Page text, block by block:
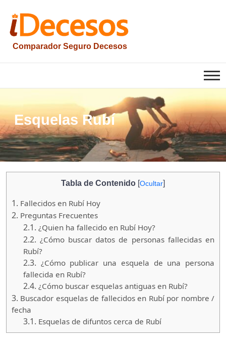
contenido
Comparador Seguro Decesos
iesquelas
Esquelas Rubí
Tabla de Contenido [Ocultar]
1. Fallecidos en Rubí Hoy
2. Preguntas Frecuentes
2.1. ¿Quien ha fallecido en Rubí Hoy?
2.2. ¿Cómo buscar datos de personas fallecidas en
Rubí?
2.3. ¿Cómo publicar una esquela de una persona
fallecida en Rubí?
2.4. ¿Cómo buscar esquelas antiguas en Rubí?
3. Buscador esquelas de fallecidos en Rubí por nombre /
fecha
3.1. Esquelas de difuntos cerca de Rubí